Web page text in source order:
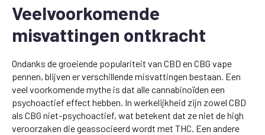
Veelvoorkomende
misvattingen ontkracht
Ondanks de groeiende populariteit van CBD en CBG vape
pennen, blijven er verschillende misvattingen bestaan. Een
veel voorkomende mythe is dat alle cannabinoïden een
psychoactief effect hebben. In werkelijkheid zijn zowel CBD
als CBG niet-psychoactief, wat betekent dat ze niet de high
veroorzaken die geassocieerd wordt met THC. Een andere